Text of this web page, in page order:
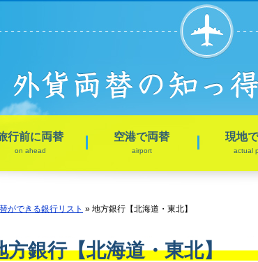
行前に両替
on ahead
空港で両替
airport
現地
actual
ができる銀行リスト » 地方銀行【北海道・東北】
方銀行【北海道・東北】